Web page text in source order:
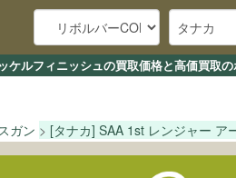
ルフィニッシュの買取価格と高価買取
ガン [タナカ] SAA 1st レンジャー ア